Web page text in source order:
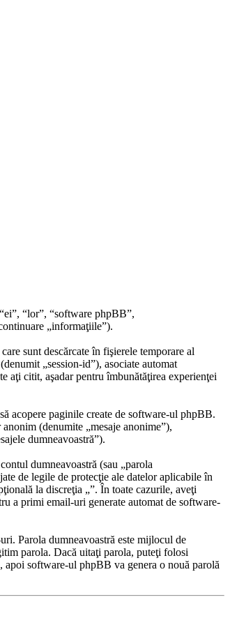
“lor”, “software phpBB”,
„informaţiile”).
sunt descărcate în fişierele temporare al
„session-id”), asociate automat
aţi citit, aşadar pentru îmbunătăţirea experienţei
acopere paginile create de software-ul phpBB.
(denumite „mesaje anonime”),
dumneavoastră”).
dumneavoastră (sau „parola
de legile de protecţie ale datelor aplicabile în
la discreţia „”. În toate cazurile, aveţi
a primi email-uri generate automat de software-
Parola dumneavoastră este mijlocul de
parola. Dacă uitaţi parola, puteţi folosi
software-ul phpBB va genera o nouă parolă